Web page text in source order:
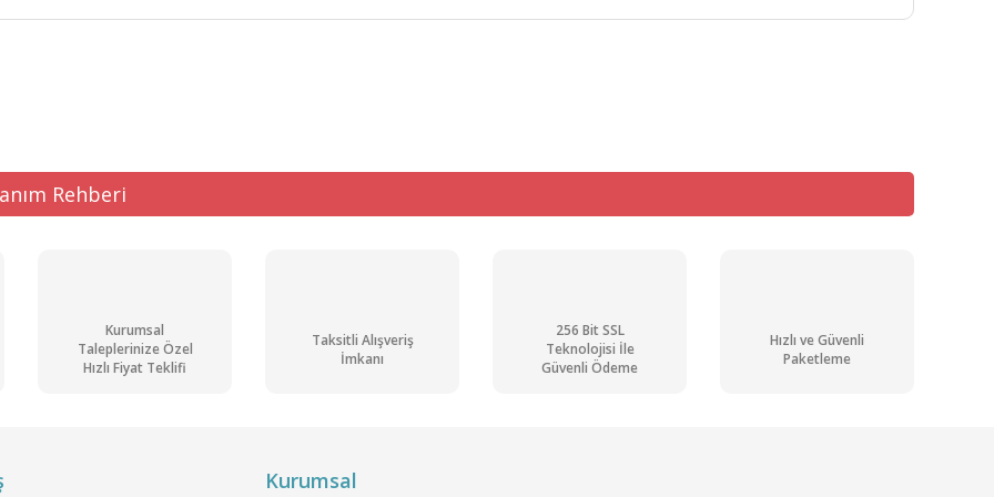
Rehberi
Kurumsal
Taleplerinize Özel
Hızlı Fiyat Teklifi
Taksitli Alışveriş
İmkanı
256 Bit SSL
Teknolojisi İle
Güvenli Ödeme
Hızlı ve Güvenli
Paketleme
Kurumsal